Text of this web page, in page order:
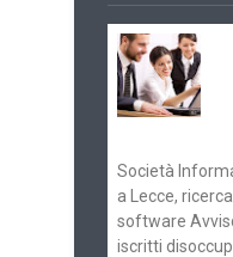
Società
a Lecce,
software
iscritti